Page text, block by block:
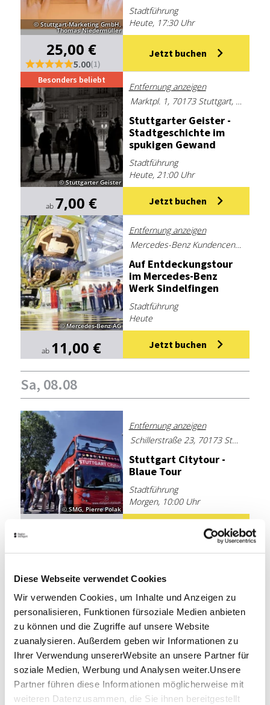
Diese Webseite verwendet Cookies
Wir verwenden Cookies, um Inhalte und Anzeigen zu
personalisieren, Funktionen fürsoziale Medien anbieten
zu können und die Zugriffe auf unsere Website
zuanalysieren. Außerdem geben wir Informationen zu
Ihrer Verwendung unsererWebsite an unsere Partner für
soziale Medien, Werbung und Analysen weiter.Unsere
Partner führen diese Informationen möglicherweise mit
weiteren Datenzusammen, die Sie ihnen bereitgestellt
© Stuttgart-Marketing GmbH,
Thomas Niedermüller
Stadtführung
Heute, 17:30 Uhr
25,00 €
5.00(1)
Jetzt buchen
© Stuttgarter Geister
Besonders beliebt
Entfernung anzeigen
Marktpl. 1, 70173 Stuttgart, Deutschland
Stutt­gar­ter Geis­ter -
Stadt­ge­schich­te im
spu­ki­gen Ge­wand
Stadtführung
Heute, 21:00 Uhr
ab7,00 € Jetzt buchen
© Mercedes-Benz AG
Entfernung anzeigen
Mercedes-Benz Kundencenter Sindelfingen
Auf Ent­de­ckungs­tour
im Mer­ce­des-Benz
Werk Sin­del­fin­gen
Stadtführung
Heute
ab 11,00 € Jetzt buchen
Sa, 08.08
© SMG, Pierre Polak
Entfernung anzeigen
Schillerstraße 23, 70173 Stuttgart
Stutt­gart Ci­ty­tour -
Blaue Tour
Stadtführung
Morgen, 10:00 Uhr
Jetzt buchen
© SMG, Pierre Polak
Entfernung anzeigen
Stutt­gart Ci­ty­tour
Kom­bi­ti­cket Blaue &
Grü­ne Tour
Stadtführung
Morgen, 10:00 Uhr
ab36,00 € Jetzt buchen
Besonders beliebt
Entfernung anzeigen